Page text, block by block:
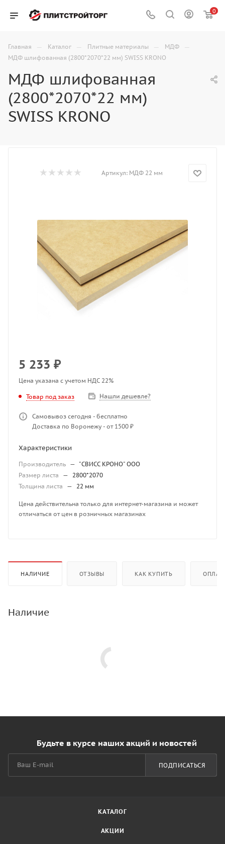
0
Главная — Каталог — Плитные материалы — МДФ —
МДФ шлифованная (2800*2070*22 мм) SWISS KRONO
МДФ шлифованная
(2800*2070*22 мм)
SWISS KRONO
Артикул: МДФ 22 мм
5 233 ₽
Цена указана с учетом НДС 22%
Товар под заказ Нашли дешевле?
Самовывоз сегодня - бесплатно
Доставка по Воронежу - от 1500 ₽
Характеристики
Производитель — "СВИСС КРОНО" ООО
Размер листа
— 2800*2070
Толщина листа
— 22 мм
Цена действительна только для интернет-магазина и может
отличаться от цен в розничных магазинах
НАЛИЧИЕ ОТЗЫВЫ КАК КУПИТЬ
Наличие
Будьте в курсе наших акций и новостей
ПОДПИСАТЬСЯ
КАТАЛОГ
АКЦИИ